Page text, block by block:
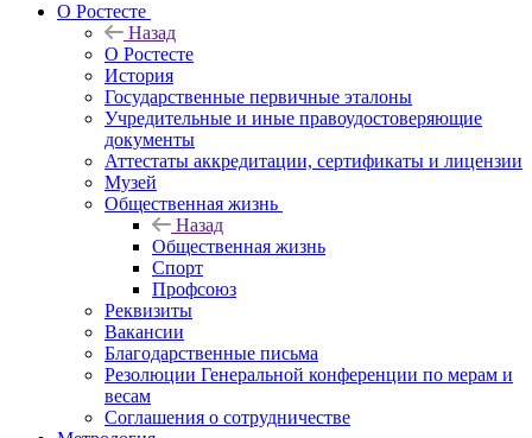
О Ростесте
Назад
О Ростесте
История
Государственные первичные эталоны
Учредительные и иные правоудостоверяющие
документы
Аттестаты аккредитации, сертификаты и лицензии
Музей
Общественная жизнь
Назад
Общественная жизнь
Спорт
Профсоюз
Реквизиты
Вакансии
Благодарственные письма
Резолюции Генеральной конференции по мерам и
весам
Соглашения о сотрудничестве